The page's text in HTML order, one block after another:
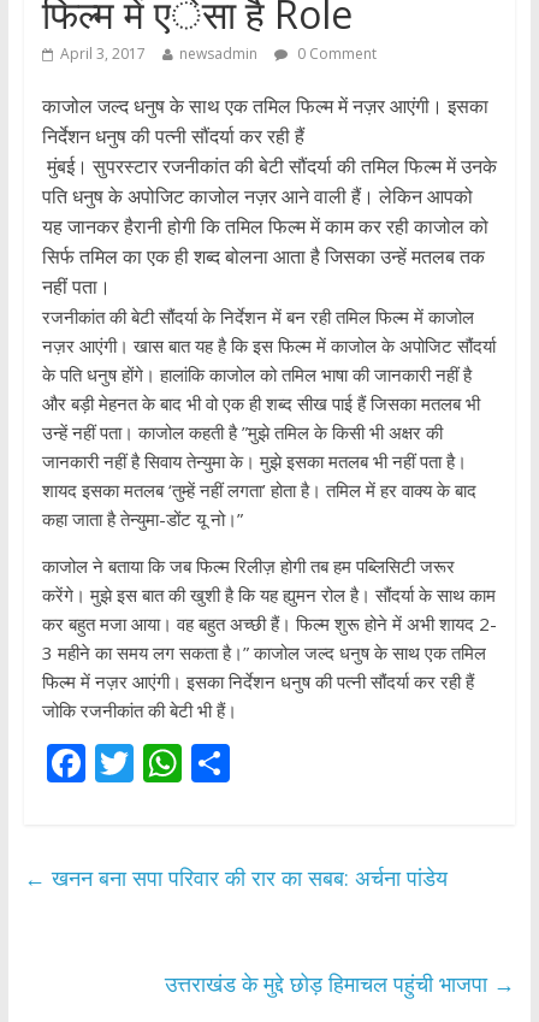
फिल्म में एेसा है Role
April 3, 2017 newsadmin 0 Comment
काजोल जल्द धनुष के साथ एक तमिल फिल्म में नज़र आएंगी। इसका
निर्देशन धनुष की पत्नी सौंदर्या कर रही हैं
मुंबई। सुपरस्टार रजनीकांत की बेटी सौंदर्या की तमिल फिल्म में उनके
पति धनुष के अपोजिट काजोल नज़र आने वाली हैं। लेकिन आपको
यह जानकर हैरानी होगी कि तमिल फिल्म में काम कर रही काजोल को
सिर्फ तमिल का एक ही शब्द बोलना आता है जिसका उन्हें मतलब तक
नहीं पता।
रजनीकांत की बेटी सौंदर्या के निर्देशन में बन रही तमिल फिल्म में काजोल
नज़र आएंगी। खास बात यह है कि इस फिल्म में काजोल के अपोजिट सौंदर्या
के पति धनुष होंगे। हालांकि काजोल को तमिल भाषा की जानकारी नहीं है
और बड़ी मेहनत के बाद भी वो एक ही शब्द सीख पाई हैं जिसका मतलब भी
उन्हें नहीं पता। काजोल कहती है ”मुझे तमिल के किसी भी अक्षर की
जानकारी नहीं है सिवाय तेन्युमा के। मुझे इसका मतलब भी नहीं पता है।
शायद इसका मतलब ‘तुम्हें नहीं लगता’ होता है। तमिल में हर वाक्य के बाद
कहा जाता है तेन्युमा-डोंट यू नो।”
काजोल ने बताया कि जब फिल्म रिलीज़ होगी तब हम पब्लिसिटी जरूर
करेंगे। मुझे इस बात की खुशी है कि यह ह्युमन रोल है। सौंदर्या के साथ काम
कर बहुत मजा आया। वह बहुत अच्छी हैं। फिल्म शुरू होने में अभी शायद 2-
3 महीने का समय लग सकता है।” काजोल जल्द धनुष के साथ एक तमिल
फिल्म में नज़र आएंगी। इसका निर्देशन धनुष की पत्नी सौंदर्या कर रही हैं
जोकि रजनीकांत की बेटी भी हैं।
F
b
T
er
W
s
p
S
e
← खनन बना सपा परिवार की रार का सबब: अर्चना पांडेय
उत्तराखंड के मुद्दे छोड़ हिमाचल पहुंची भाजपा →